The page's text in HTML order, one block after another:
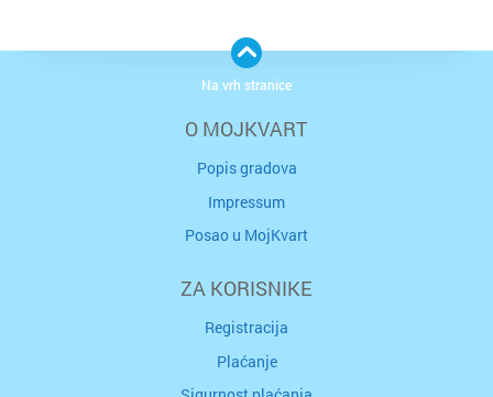
O MOJKVART
Popis gradova
Impressum
Posao u MojKvart
ZA KORISNIKE
Registracija
Plaćanje
Na vrh stranice